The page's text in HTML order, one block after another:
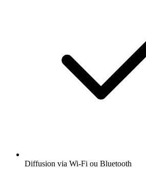
Diffusion via Wi-Fi ou Bluetooth